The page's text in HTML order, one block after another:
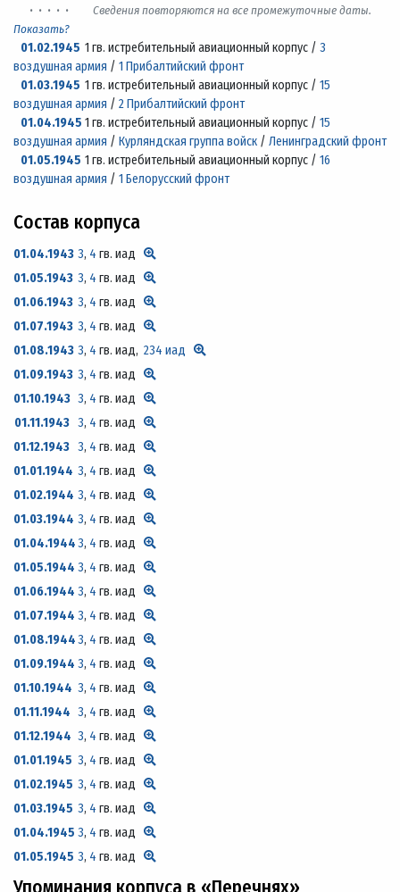
· · · · ·
Сведения повторяются на все промежуточные даты.
Показать?
01.02.19451 гв. истребительный авиационный корпус /3
воздушная армия / 1 Прибалтийский фронт
01.03.19451 гв. истребительный авиационный корпус /15
воздушная армия / 2 Прибалтийский фронт
01.04.19451 гв. истребительный авиационный корпус /15
воздушная армия / Курляндская группа войск / Ленинградский фронт
01.05.19451 гв. истребительный авиационный корпус /16
воздушная армия / 1 Белорусский фронт
Состав корпуса
01.04.1943 3, 4 гв. иад
01.05.1943 3, 4 гв. иад
01.06.1943 3, 4 гв. иад
01.07.1943 3, 4 гв. иад
01.08.1943 3, 4 гв. иад,234 иад
01.09.1943 3, 4 гв. иад
01.10.1943 3, 4 гв. иад
01.11.1943 3, 4 гв. иад
01.12.1943 3, 4 гв. иад
01.01.1944 3, 4 гв. иад
01.02.1944 3, 4 гв. иад
01.03.1944 3, 4 гв. иад
01.04.19443, 4 гв. иад
01.05.1944 3, 4 гв. иад
01.06.1944 3, 4 гв. иад
01.07.1944 3, 4 гв. иад
01.08.19443, 4 гв. иад
01.09.1944 3, 4 гв. иад
01.10.1944 3, 4 гв. иад
01.11.1944 3, 4 гв. иад
01.12.1944 3, 4 гв. иад
01.01.1945 3, 4 гв. иад
01.02.1945 3, 4 гв. иад
01.03.1945 3, 4 гв. иад
01.04.1945 3, 4 гв. иад
01.05.1945 3, 4 гв. иад
Упоминания корпуса в «Перечнях»